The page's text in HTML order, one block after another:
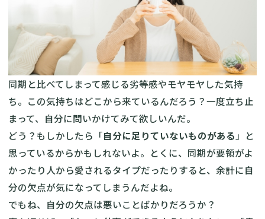
同期と比べてしまって感じる劣等感やモヤモヤした気持
ち。この気持ちはどこから来ているんだろう？一度立ち止
まって、自分に問いかけてみて欲しいんだ。
どう？もしかしたら「自分に足りていないものがある 」と
思っているからかもしれないよ。とくに、同期が要領がよ
かったり人から愛されるタイプだったりすると、余計に自
分の欠点が気になってしまうんだよね。
でもね、自分の欠点は悪いことばかりだろうか？